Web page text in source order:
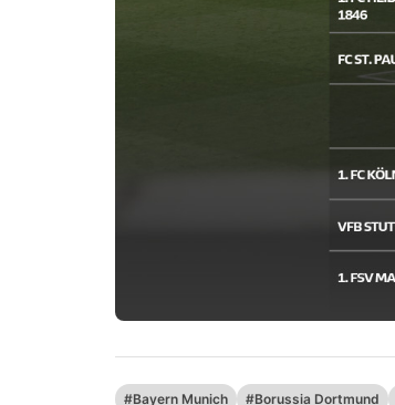
#Bayern Munich #Borussia Dortmund